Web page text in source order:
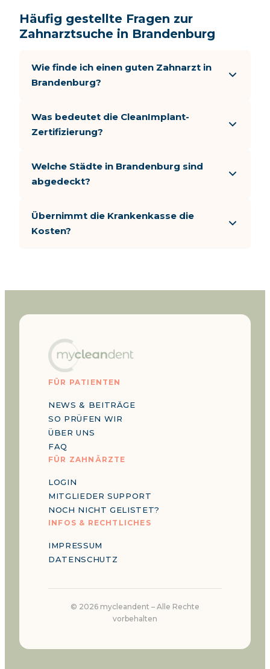
Häufig gestellte Fragen zur
Zahnarztsuche in Brandenburg
Wie finde ich einen guten Zahnarzt in
Brandenburg?
Was bedeutet die CleanImplant-
Zertifizierung?
Welche Städte in Brandenburg sind
abgedeckt?
Übernimmt die Krankenkasse die
Kosten?
FÜR PATIENTEN
NEWS & BEITRÄGE
SO PRÜFEN WIR
ÜBER UNS
FAQ
FÜR ZAHNÄRZTE
LOGIN
MITGLIEDER SUPPORT
NOCH NICHT GELISTET?
INFOS & RECHTLICHES
IMPRESSUM
DATENSCHUTZ
© 2026 mycleandent – Alle Rechte
vorbehalten